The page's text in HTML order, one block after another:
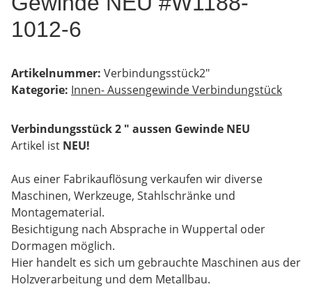
1012-6
Artikelnummer: Verbindungsstück2"
Kategorie: Innen- Aussengewinde Verbindungstück
Verbindungsstück 2 " aussen Gewinde NEU
Artikel ist NEU!
Aus einer Fabrikauflösung verkaufen wir diverse
Maschinen, Werkzeuge, Stahlschränke und
Montagematerial.
Besichtigung nach Absprache in Wuppertal oder
Dormagen möglich.
Hier handelt es sich um gebrauchte Maschinen aus der
Holzverarbeitung und dem Metallbau.